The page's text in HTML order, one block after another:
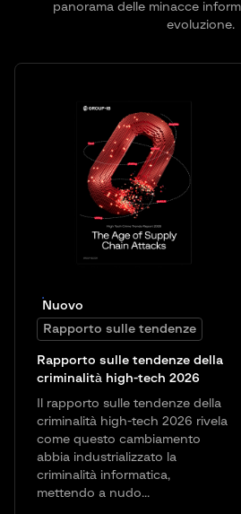
panorama delle minacce
evoluzione.
Nuovo
Rapporto sulle tendenze
Rapporto sulle tendenze della
criminalità high-tech 2026
Il rapporto sulle tendenze della
criminalità high-tech 2026 rivela
come questo cambiamento
abbia industrializzato la
criminalità informatica,
mettendo a nudo...